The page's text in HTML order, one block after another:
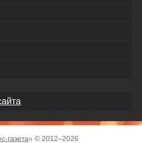
газета» © 2012–2026